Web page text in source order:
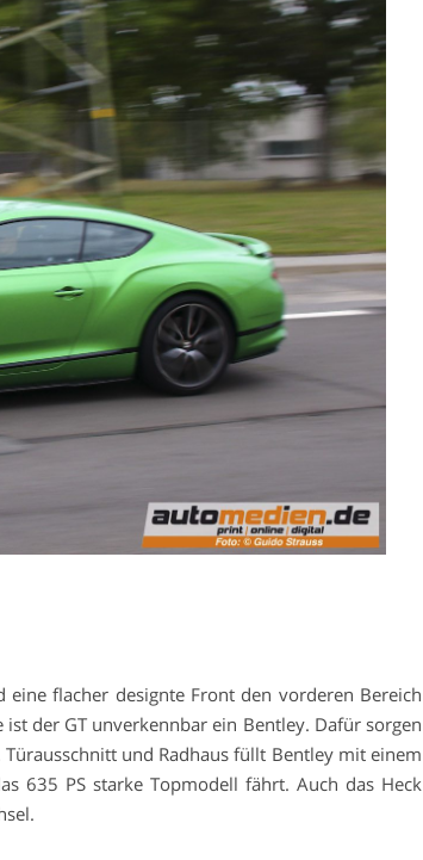
eine flacher designte Front den vorderen Bereich
der GT unverkennbar ein Bentley. Dafür sorgen
und Radhaus füllt Bentley mit einem
635 PS starke Topmodell fährt. Auch das Heck